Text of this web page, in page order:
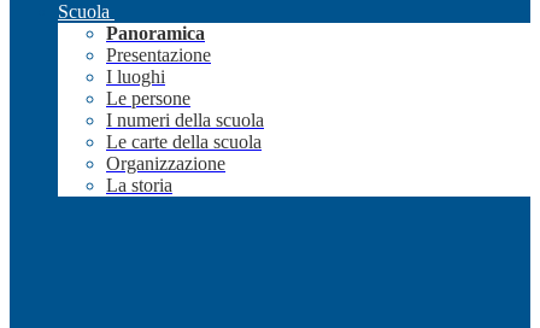
Scuola
Panoramica
Presentazione
I luoghi
Le persone
I numeri della scuola
Le carte della scuola
Organizzazione
La storia